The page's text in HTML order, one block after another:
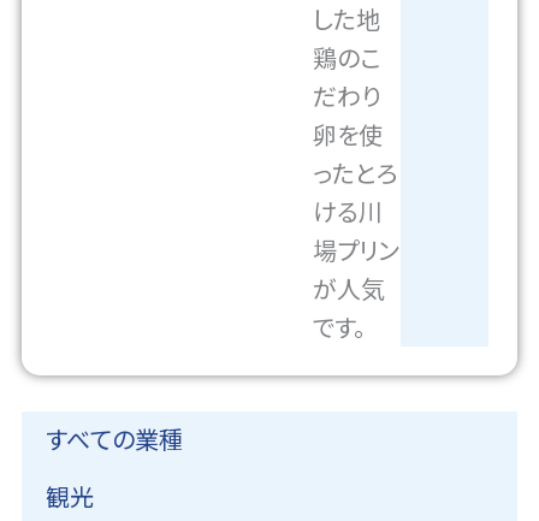
した地
鶏のこ
だわり
卵を使
ったとろ
ける川
場プリン
が人気
です。
すべての業種
観光